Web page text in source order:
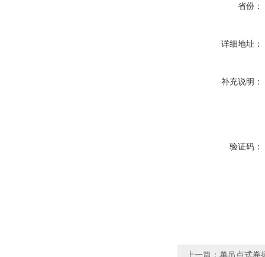
省份：
详细地址：
补充说明：
验证码：
上一篇： 单吊点式卷